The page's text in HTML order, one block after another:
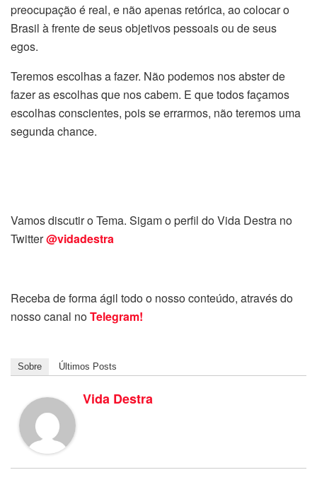
preocupação é real, e não apenas retórica, ao colocar o
Brasil à frente de seus objetivos pessoais ou de seus
egos.
Teremos escolhas a fazer. Não podemos nos abster de
fazer as escolhas que nos cabem. E que todos façamos
escolhas conscientes, pois se errarmos, não teremos uma
segunda chance.
Vamos discutir o Tema. Sigam o perfil do Vida Destra no
Twitter@vidadestra
Receba de forma ágil todo o nosso conteúdo, através do
nosso canal noTelegram!
Sobre Últimos Posts
Vida Destra